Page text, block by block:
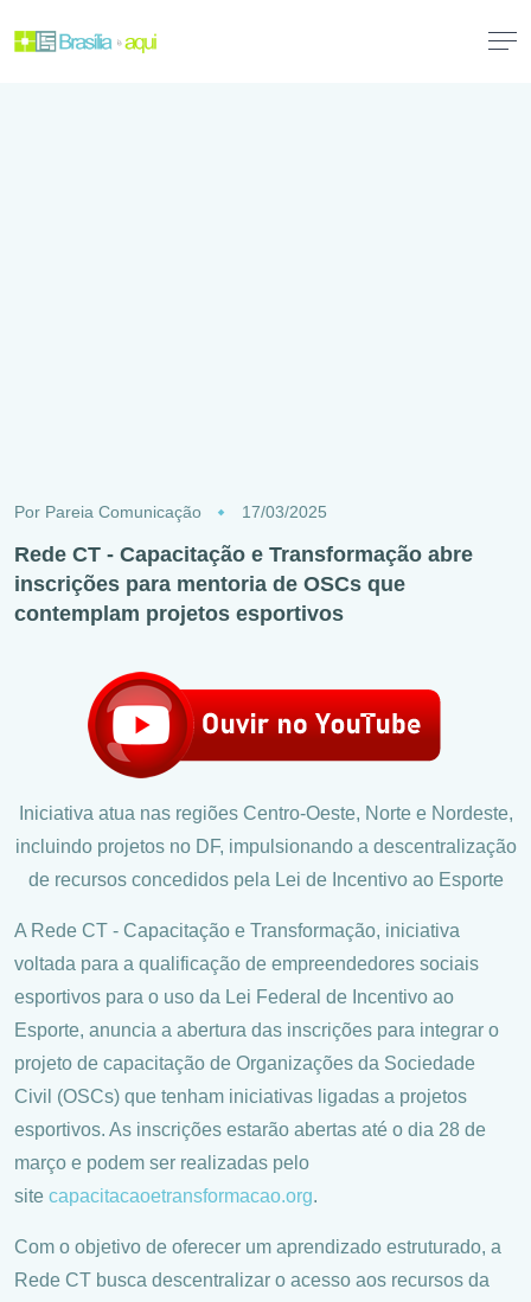
Por Pareia Comunicação 17/03/2025
Rede CT - Capacitação e Transformação abre
inscrições para mentoria de OSCs que
contemplam projetos esportivos
Iniciativa atua nas regiões Centro-Oeste, Norte e Nordeste,
incluindo projetos no DF, impulsionando a descentralização
de recursos concedidos pela Lei de Incentivo ao Esporte
A Rede CT - Capacitação e Transformação, iniciativa
voltada para a qualificação de empreendedores sociais
esportivos para o uso da Lei Federal de Incentivo ao
Esporte, anuncia a abertura das inscrições para integrar o
projeto de capacitação de Organizações da Sociedade
Civil (OSCs) que tenham iniciativas ligadas a projetos
esportivos. As inscrições estarão abertas até o dia 28 de
março e podem ser realizadas pelo
site capacitacaoetransformacao.org.
Com o objetivo de oferecer um aprendizado estruturado, a
Rede CT busca descentralizar o acesso aos recursos da